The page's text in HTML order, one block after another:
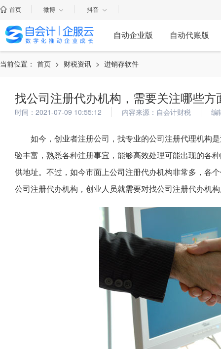
首页 微博 抖音
自动企业版 自动代账版
当前位置： 首页 > 财税资讯 > 进销存软件
找公司注册代办机构，需要关注哪些方
时间：2021-07-09 10:55:12 内容来源：自会计财税 编
如今，创业者注册公司，找专业的公司注册代理机构
验丰富，熟悉各种注册事宜，能够高效处理可能出现的各
供地址。不过，如今市面上公司注册代办机构非常多，各
公司注册代办机构，创业人员就需要对找公司注册代办机